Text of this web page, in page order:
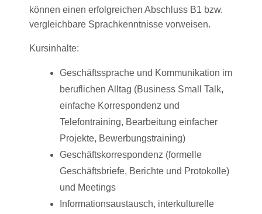
können einen erfolgreichen Abschluss B1 bzw.
vergleichbare Sprachkenntnisse vorweisen.
Kursinhalte:
Geschäftssprache und Kommunikation im
beruflichen Alltag (Business Small Talk,
einfache Korrespondenz und
Telefontraining, Bearbeitung einfacher
Projekte, Bewerbungstraining)
Geschäftskorrespondenz (formelle
Geschäftsbriefe, Berichte und Protokolle)
und Meetings
Informationsaustausch, interkulturelle